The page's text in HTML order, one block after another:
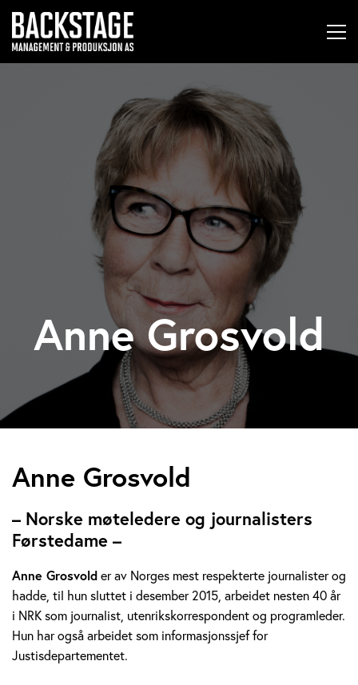
Anne Grosvold
A
n
n
e
G
r
Anne Grosvold
– Norske møteledere og journalisters
Førstedame –
Anne Grosvolder av Norges mest respekterte journalister og
hadde, til hun sluttet i desember 2015, arbeidet nesten 40 år
i NRK som journalist, utenrikskorrespondent og programleder.
Hun har også arbeidet som informasjonssjef for
Justisdepartementet.